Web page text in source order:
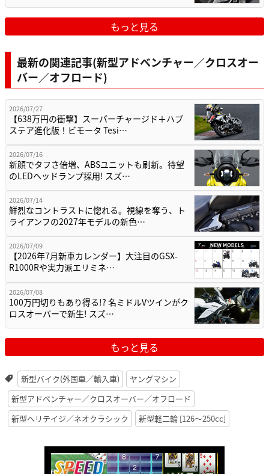
もっと見る
最新の関連記事(新型アドベンチャー／クロスオー
バー／オフロード)
2026/07/27
【638万円の衝撃】スーパーチャージド＋ハブ
ステア進化版！ビモータ Tesi…
2026/07/16
新顔でタフさ倍増、ABSユニットも刷新。待望
のLEDヘッドランプ採用! スズ…
2026/07/14
鮮烈なコントラストに惚れる。視線を奪う、ト
ライアンフの2027年モデルの新色…
2026/07/09
【2026年7月新車カレンダー】大注目のGSX-
R1000Rや実力派エリミネ…
2026/07/08
100万円切りもあり得る!? 名ミドルVツインがク
ロスオーバーで新生! スズ…
もっと見る
新型バイク(外国車／輸入車)
ヤングマシン
新型アドベンチャー／クロスオーバー／オフロード
新型ヘリテイジ／ネオクラシック
新型軽二輪 [126〜250cc]